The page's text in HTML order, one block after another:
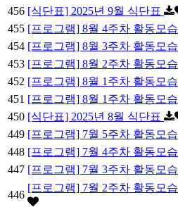
456 [식단표] 2025년 9월 식단표
455 [프로그램] 8월 4주차 활동모습
454 [프로그램] 8월 3주차 활동모습
453 [프로그램] 8월 2주차 활동모습
452 [프로그램] 8월 1주차 활동모습
451 [프로그램] 8월 1주차 활동모습
450 [식단표] 2025년 8월 식단표
449 [프로그램] 7월 5주차 활동모습
448 [프로그램] 7월 4주차 활동모습
447 [프로그램] 7월 3주차 활동모습
446
[프로그램] 7월 2주차 활동모습